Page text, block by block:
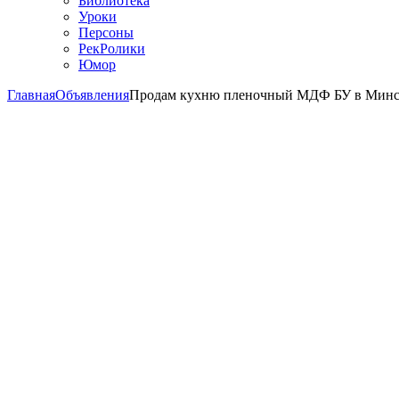
Уроки
Персоны
РекРолики
Юмор
ГлавнаяОбъявленияПродам кухню пленочный МДФ БУ в